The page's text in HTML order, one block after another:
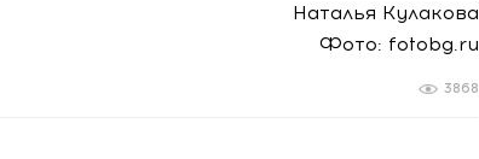
Наталья Кулакова
Фото: fotobg.ru
3868